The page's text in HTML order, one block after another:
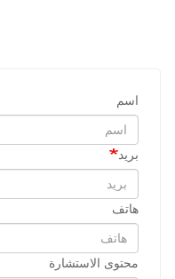
اسم
بريد
هاتف
محتوى الاستشارة